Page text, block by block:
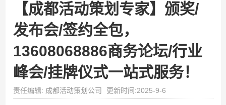
【成都活动策划专家】颁奖/
发布会/签约全包，
13608068886商务论坛/行业
峰会/挂牌仪式一站式服务！
责任编辑: 成都活动策划公司 更新时间:2025-9-6